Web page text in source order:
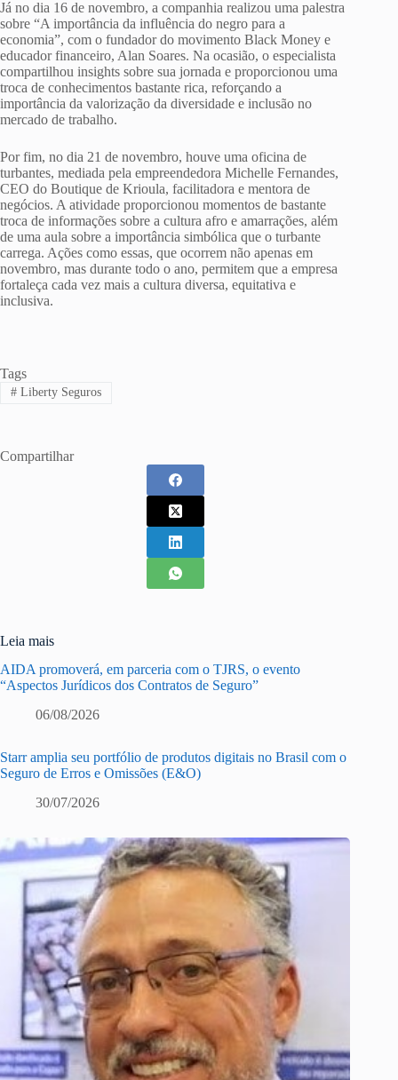
Já no dia 16 de novembro, a companhia realizou uma palestra
sobre “A importância da influência do negro para a
economia”, com o fundador do movimento Black Money e
educador financeiro, Alan Soares. Na ocasião, o especialista
compartilhou insights sobre sua jornada e proporcionou uma
troca de conhecimentos bastante rica, reforçando a
importância da valorização da diversidade e inclusão no
mercado de trabalho.
Por fim, no dia 21 de novembro, houve uma oficina de
turbantes, mediada pela empreendedora Michelle Fernandes,
CEO do Boutique de Krioula, facilitadora e mentora de
negócios. A atividade proporcionou momentos de bastante
troca de informações sobre a cultura afro e amarrações, além
de uma aula sobre a importância simbólica que o turbante
carrega. Ações como essas, que ocorrem não apenas em
novembro, mas durante todo o ano, permitem que a empresa
fortaleça cada vez mais a cultura diversa, equitativa e
inclusiva.
Tags
#Liberty Seguros
Compartilhar
Leia mais
AIDA promoverá, em parceria com o TJRS, o evento
“Aspectos Jurídicos dos Contratos de Seguro”
06/08/2026
Starr amplia seu portfólio de produtos digitais no Brasil com o
Seguro de Erros e Omissões (E&O)
30/07/2026